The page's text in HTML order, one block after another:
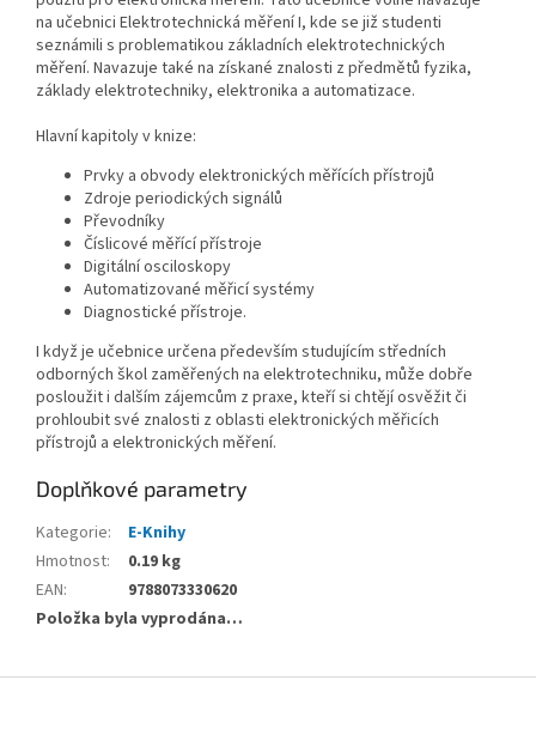
na učebnici Elektrotechnická měření I, kde se již studenti
seznámili s problematikou základních elektrotechnických
měření. Navazuje také na získané znalosti z předmětů fyzika,
základy elektrotechniky, elektronika a automatizace.
Hlavní kapitoly v knize:
Prvky a obvody elektronických měřících přístrojů
Zdroje periodických signálů
Převodníky
Číslicové měřící přístroje
Digitální osciloskopy
Automatizované měřicí systémy
Diagnostické přístroje.
I když je učebnice určena především studujícím středních
odborných škol zaměřených na elektrotechniku, může dobře
posloužit i dalším zájemcům z praxe, kteří si chtějí osvěžit či
prohloubit své znalosti z oblasti elektronických měřicích
přístrojů a elektronických měření.
Doplňkové parametry
Kategorie:
E-Knihy
Hmotnost:
0.19 kg
EAN:
9788073330620
Položka byla vyprodána…